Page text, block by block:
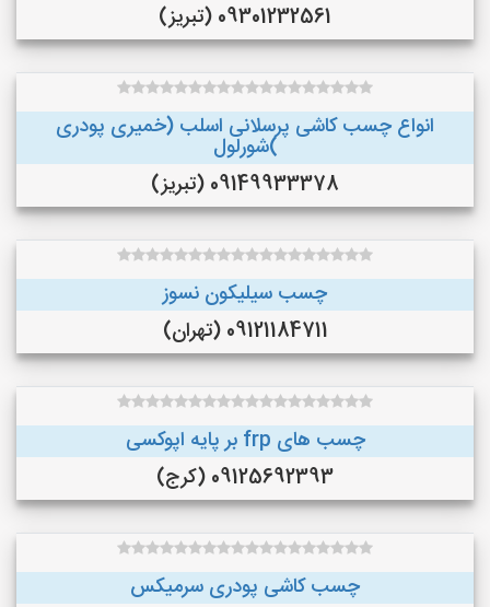
09301232561 (تبریز)
انواع چسب کاشی پرسلانی اسلب (خمیری پودری
)شورلول
09149933378 (تبریز)
چسب سیلیکون نسوز
09121184711 (تهران)
چسب های frp بر پایه اپوکسی
09125692393 (کرج)
چسب کاشی پودری سرمیکس